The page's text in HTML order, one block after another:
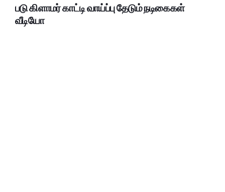
படு கிளாமர் காட்டி வாய்ப்பு தேடும் நடிகைகள்
வீடியோ